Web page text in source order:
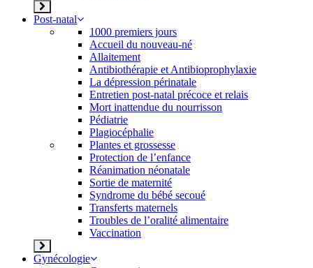
Post-natal
1000 premiers jours
Accueil du nouveau-né
Allaitement
Antibiothérapie et Antibioprophylaxie
La dépression périnatale
Entretien post-natal précoce et relais
Mort inattendue du nourrisson
Pédiatrie
Plagiocéphalie
Plantes et grossesse
Protection de l’enfance
Réanimation néonatale
Sortie de maternité
Syndrome du bébé secoué
Transferts maternels
Troubles de l’oralité alimentaire
Vaccination
Gynécologie